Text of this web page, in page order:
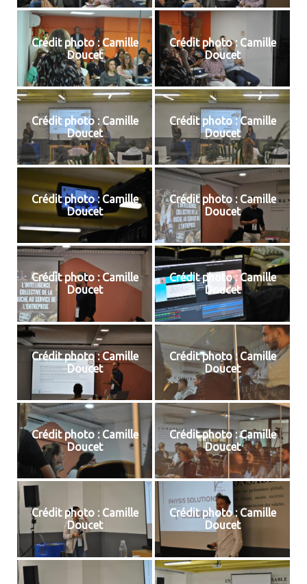
Crédit photo : Camille
Doucet
Crédit photo : Camille
Doucet
Crédit photo : Camille
Doucet
Crédit photo : Camille
Doucet
Crédit photo : Camille
Doucet
Crédit photo : Camille
Doucet
Crédit photo : Camille
Doucet
Crédit photo : Camille
Doucet
Crédit photo : Camille
Doucet
Crédit photo : Camille
Doucet
Crédit photo : Camille
Doucet
Crédit photo : Camille
Doucet
Crédit photo : Camille
Doucet
Crédit photo : Camille
Doucet